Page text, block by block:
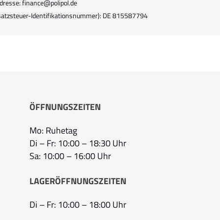
finance@polipol.de
Identifikationsnummer): DE 815587794
ÖFFNUNGSZEITEN
Mo: Ruhetag
Di – Fr: 10:00 – 18:30 Uhr
Sa: 10:00 – 16:00 Uhr
LAGERÖFFNUNGSZEITEN
Di – Fr: 10:00 – 18:00 Uhr